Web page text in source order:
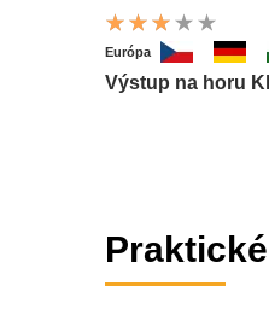
Európa
Výstup na horu